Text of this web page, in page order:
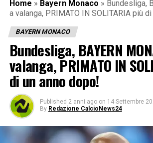
Home » Bayern Monaco » Bundesliga,
a valanga, PRIMATO IN SOLITARIA più
BAYERN MONACO
Bundesliga, BAYERN
valanga, PRIMATO IN
di un anno dopo!
Published 2 anni ago on 14 Settembre
By Redazione CalcioNews24